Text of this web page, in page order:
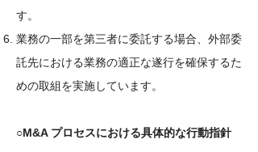
す。
業務の一部を第三者に委託する場合、外部委
託先における業務の適正な遂行を確保するた
めの取組を実施しています。
○M&A プロセスにおける具体的な行動指針